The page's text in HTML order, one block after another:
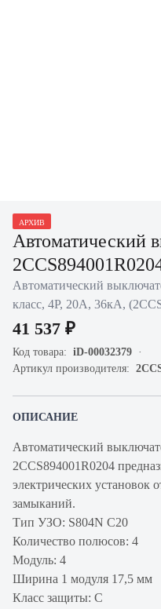
АРХИВ
Автоматический
Автоматический
класс, 4P, 20А, 36кА,
41 537 ₽
Код товара: iD-00032379
Артикул производителя:
ОПИСАНИЕ
Автоматический
2CCS894001R0204
электрических установок
замыканий.
Тип УЗО: S804N C20
Количество полюсов: 4
Модуль: 4
Ширина 1 модуля 17,5 мм
Класс защиты: C